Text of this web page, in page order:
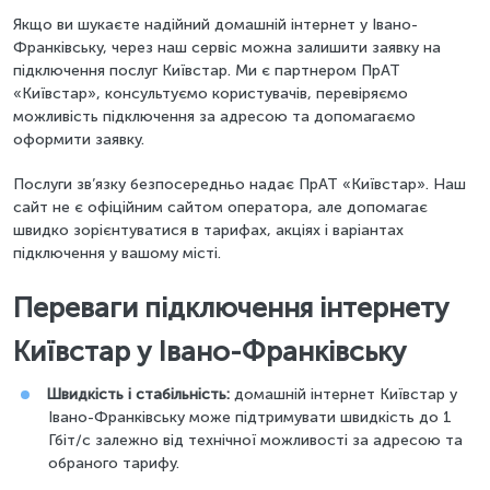
Якщо ви шукаєте надійний домашній інтернет у Івано-
Франківську, через наш сервіс можна залишити заявку на
підключення послуг Київстар. Ми є партнером ПрАТ
«Київстар», консультуємо користувачів, перевіряємо
можливість підключення за адресою та допомагаємо
оформити заявку.
Послуги зв’язку безпосередньо надає ПрАТ «Київстар». Наш
сайт не є офіційним сайтом оператора, але допомагає
швидко зорієнтуватися в тарифах, акціях і варіантах
підключення у вашому місті.
Переваги підключення інтернету
Київстар у Івано-Франківську
Швидкість і стабільність: домашній інтернет Київстар у
Івано-Франківську може підтримувати швидкість до 1
Гбіт/с залежно від технічної можливості за адресою та
обраного тарифу.